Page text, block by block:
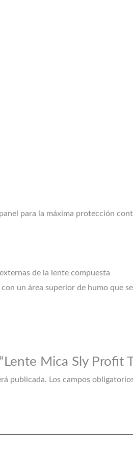
para la máxima protección
de la lente compuesta
un área superior de humo que
Mica Sly Profit
publicada. Los campos